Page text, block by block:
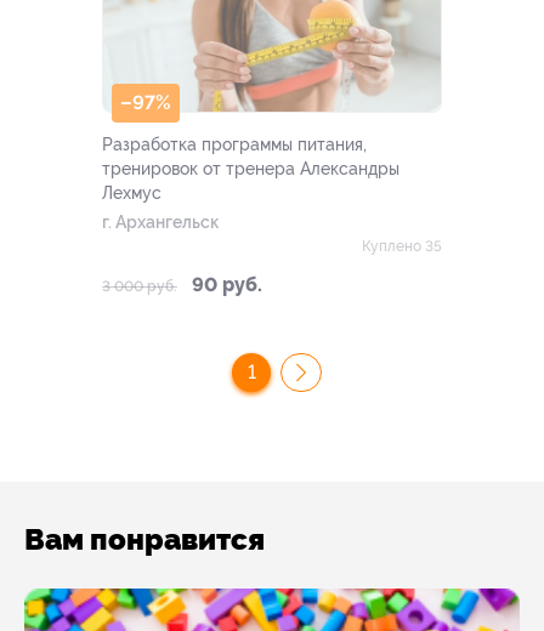
–97%
Разработка программы питания,
тренировок от тренера Александры
Лехмус
г. Архангельск
3 000 руб. 90 руб.
Куплено 35
1
Вам понравится